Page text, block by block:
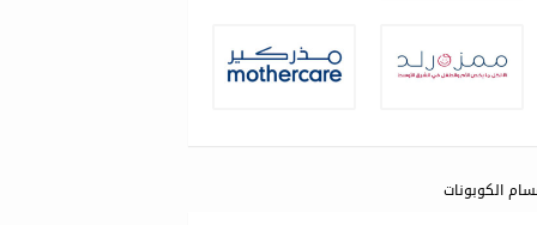
الكوبونات